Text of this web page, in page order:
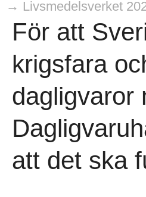
→ Livsmedelsverket
För att
krigsfara
dagligvaror
att det ska